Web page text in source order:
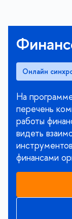
Онлайн
На
перечень
работы
видеть
финансами